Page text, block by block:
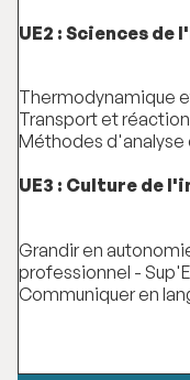
UE2 : Sciences de
Thermodynamique
Transport et
Méthodes d'analyse
UE3 : Culture de
Grandir en
professionnel -
Communiquer en